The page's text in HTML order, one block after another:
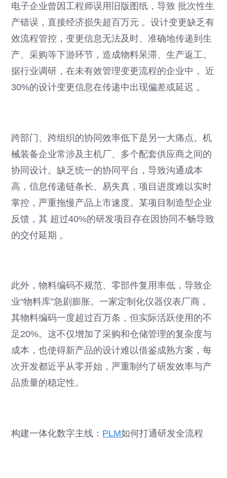
电子企业曾因工程师误用旧版图纸，导致 批次性生
产错误，直接经济损失超百万元 。设计变更缺乏有
效流程管控，变更信息无法及时、准确地传递到生
产、采购等下游环节，造成物料呆滞、生产返工。
据行业调研，在未有效管理变更流程的企业中， 近
30%的设计变更信息在传递中出现偏差或延迟 。
跨部门、跨组织的协同效率低下是另一大痛点。机
械装备企业常涉及主机厂、多个配套供应商之间的
协同设计。缺乏统一的协同平台，导致沟通成本
高，信息传递链条长、易失真，项目进度难以实时
掌控，严重拖慢产品上市速度。某项目制造型企业
反馈，其 超过40%的研发项目存在因协同不畅导致
的交付延期 。
此外，物料编码不规范、零部件复用率低，导致企
业“物料库”急剧膨胀。一家定制化仪器仪表厂商，
其物料编码一度超过百万条，但实际活跃使用的不
足20%。这不仅增加了采购和仓储管理的复杂度与
成本，也使得新产品的设计难以借鉴成熟方案，每
次开发都近乎从零开始，严重制约了研发效率与产
品质量的稳定性。
构建一体化数字主线： PLM如何打通研发全流程